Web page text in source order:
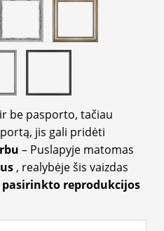
be pasporto, tačiau
jis gali pridėti
– Puslapyje matomas
, realybėje šis vaizdas
reprodukcijos